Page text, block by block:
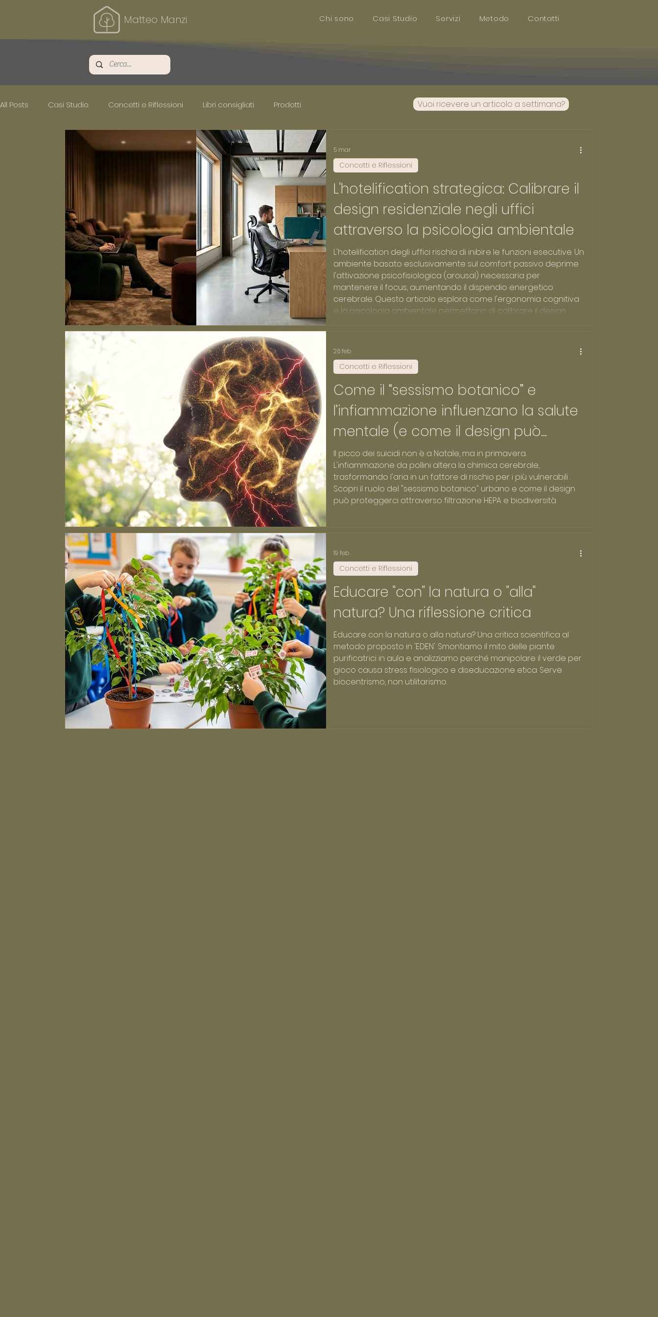
Matteo Manzi Chi sono Casi Studio Servizi Metodo Contatti
All Posts Casi Studio Concetti e Riflessioni Libri consigliati Prodotti
L'hotelification strategica: Calibrare il
design residenziale negli uffici
attraverso la psicologia ambientale
L'hotelification degli uffici rischia di inibire le funzioni esecutive. Un
ambiente basato esclusivamente sul comfort passivo deprime
l'attivazione psicofisiologica (arousal) necessaria per
mantenere il focus, aumentando il dispendio energetico
cerebrale. Questo articolo esplora come l'ergonomia cognitiva
e la psicologia ambientale permettono di calibrare il design
Concetti e Riflessioni
5 mar
Come il “sessismo botanico” e
l’infiammazione influenzano la salute
mentale (e come il design può
proteggerci)
Il picco dei suicidi non è a Natale, ma in primavera.
L'infiammazione da pollini altera la chimica cerebrale,
trasformando l'aria in un fattore di rischio per i più vulnerabili .
Scopri il ruolo del "sessismo botanico" urbano e come il design
può proteggerci attraverso filtrazione HEPA e biodiversità.
Concetti e Riflessioni
26 feb
Educare "con" la natura o "alla"
natura? Una riflessione critica
Educare con la natura o alla natura? Una critica scientifica al
metodo proposto in 'EDEN'. Smontiamo il mito delle piante
purificatrici in aula e analizziamo perché manipolare il verde per
gioco causa stress fisiologico e diseducazione etica. Serve
biocentrismo, non utilitarismo.
Concetti e Riflessioni
19 feb
Vuoi ricevere un articolo a settimana?